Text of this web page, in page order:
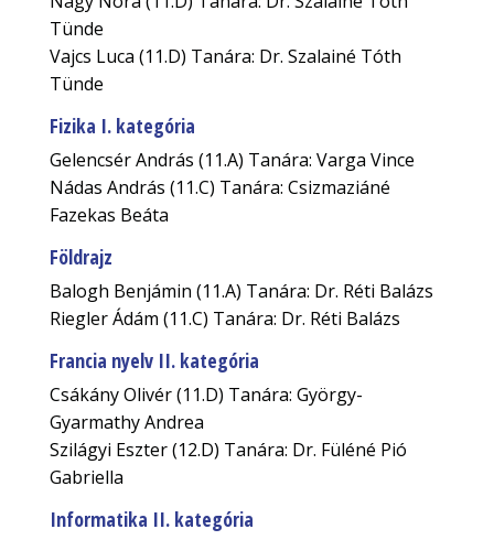
Tünde
Vajcs Luca (11.D) Tanára: Dr. Szalainé Tóth
Tünde
Fizika I. kategória
Gelencsér András (11.A) Tanára: Varga Vince
Nádas András (11.C) Tanára: Csizmaziáné
Fazekas Beáta
Földrajz
Balogh Benjámin (11.A) Tanára: Dr. Réti Balázs
Riegler Ádám (11.C) Tanára: Dr. Réti Balázs
Francia nyelv II. kategória
Csákány Olivér (11.D) Tanára: György-
Gyarmathy Andrea
Szilágyi Eszter (12.D) Tanára: Dr. Füléné Pió
Gabriella
Informatika II. kategória